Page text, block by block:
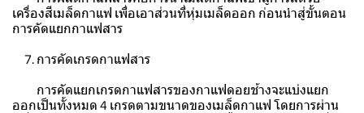
เครื่องสีเมล็ดกาแฟ เพื่อเอาส่วนที่หุ่มเมล็ดออก ก่อนนำสู่ขั้นตอน
การคัดแยกกาแฟสาร
7. การคัดเกรดกาแฟสาร
การคัดแยกเกรดกาแฟสารของกาแฟดอยช้างจะแบ่งแยก
ออกเป็นทั้งหมด 4 เกรดตามขนาดของเมล็ดกาแฟ โดยการผ่าน